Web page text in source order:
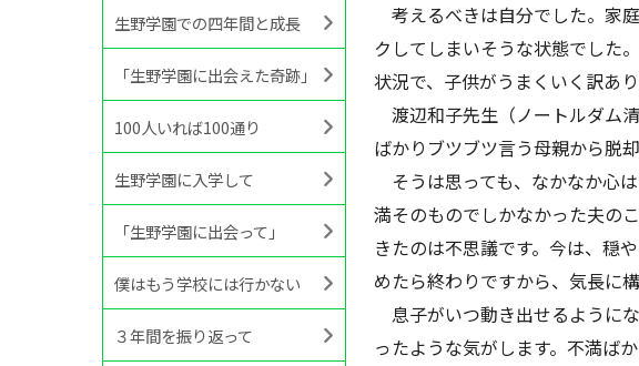
生野学園での四年間と成長
「生野学園に出会えた奇跡」
100人いれば100通り
生野学園に入学して
「生野学園に出会って」
僕はもう学校には行かない
３年間を振り返って
考えるべきは自分でした。家
クしてしまいそうな状態でした
状況で、子供がうまくいく訳あり
渡辺和子先生（ノートルダム
ばかりブツブツ言う母親から脱
そうは思っても、なかなか心
満そのものでしかなかった夫の
きたのは不思議です。今は、穏
めたら終わりですから、気長に
息子がいつ動き出せるように
ったような気がします。不満ば